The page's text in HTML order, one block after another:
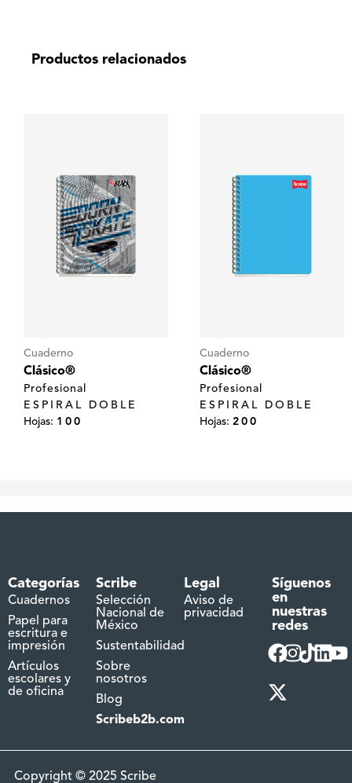
Productos relacionados
Cuaderno
Clásico®
Profesional
ESPIRAL DOBLE
Hojas: 100
Cuaderno
Clásico®
Profesional
ESPIRAL DOBLE
Hojas: 200
Categorías
Cuadernos
Papel para
escritura e
impresión
Artículos
escolares y
de oficina
Scribe
Selección
Nacional de
México
Sustentabilidad
Sobre
nosotros
Blog
Scribeb2b.com
Legal
Aviso de
privacidad
Síguenos
en
nuestras
redes
Copyright © 2025 Scribe